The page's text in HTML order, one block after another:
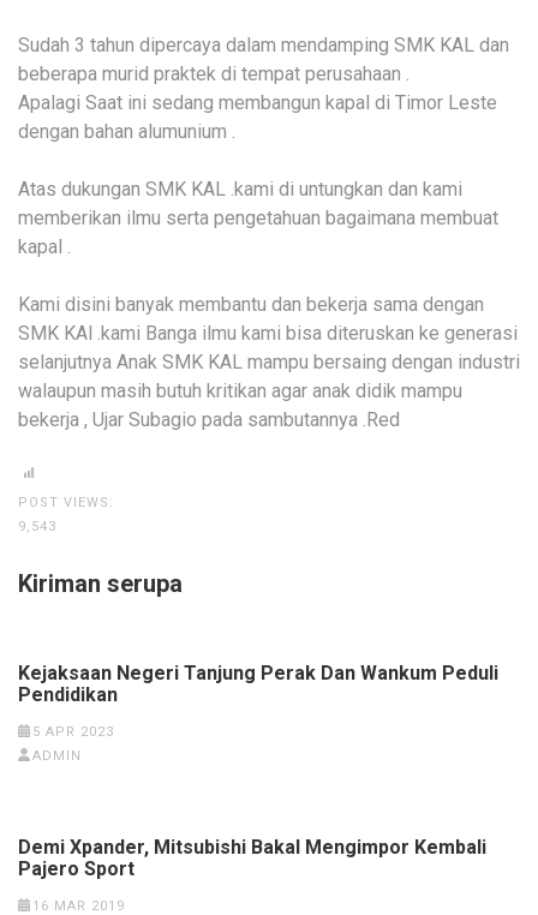
Sudah 3 tahun dipercaya dalam mendamping SMK KAL dan
beberapa murid praktek di tempat perusahaan .
Apalagi Saat ini sedang membangun kapal di Timor Leste
dengan bahan alumunium .
Atas dukungan SMK KAL .kami di untungkan dan kami
memberikan ilmu serta pengetahuan bagaimana membuat
kapal .
Kami disini banyak membantu dan bekerja sama dengan
SMK KAl .kami Banga ilmu kami bisa diteruskan ke generasi
selanjutnya Anak SMK KAL mampu bersaing dengan industri
walaupun masih butuh kritikan agar anak didik mampu
bekerja , Ujar Subagio pada sambutannya .Red
POST VIEWS:
9,543
Kiriman serupa
Kejaksaan Negeri Tanjung Perak Dan Wankum Peduli
Pendidikan
5 APR 2023
ADMIN
Demi Xpander, Mitsubishi Bakal Mengimpor Kembali
Pajero Sport
16 MAR 2019